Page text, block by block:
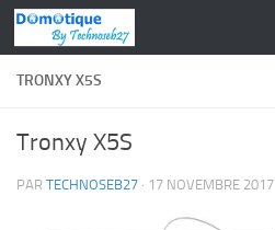
Skip to content
TRONXY X5S
Tronxy X5S
PAR TECHNOSEB27 · 17 NOVEMBRE 2017